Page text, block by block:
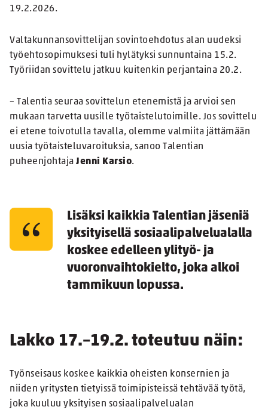
19.2.2026.
Valtakunnansovittelijan sovintoehdotus alan uudeksi
työehtosopimuksesi tuli hylätyksi sunnuntaina 15.2.
Työriidan sovittelu jatkuu kuitenkin perjantaina 20.2.
– Talentia seuraa sovittelun etenemistä ja arvioi sen
mukaan tarvetta uusille työtaistelutoimille. Jos sovittelu
ei etene toivotulla tavalla, olemme valmiita jättämään
uusia työtaisteluvaroituksia, sanoo Talentian
puheenjohtaja Jenni Karsio.
Lisäksi kaikkia Talentian jäseniä
yksityisellä sosiaalipalvelualalla
koskee edelleen ylityö- ja
vuoronvaihtokielto, joka alkoi
tammikuun lopussa.
Lakko 17.–19.2. toteutuu näin:
Työnseisaus koskee kaikkia oheisten konsernien ja
niiden yritysten tietyissä toimipisteissä tehtävää työtä,
joka kuuluu yksityisen sosiaalipalvelualan